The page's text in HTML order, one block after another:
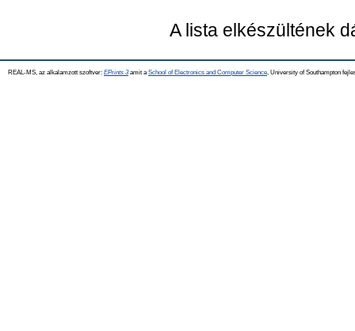
A lista elkészültének
REAL-MS, az alkalamzott szoftver: EPrints 3amit a School of Electronics and Computer Science , University of Southampton